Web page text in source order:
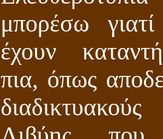
μπορέσω
έχουν
πια, όπως